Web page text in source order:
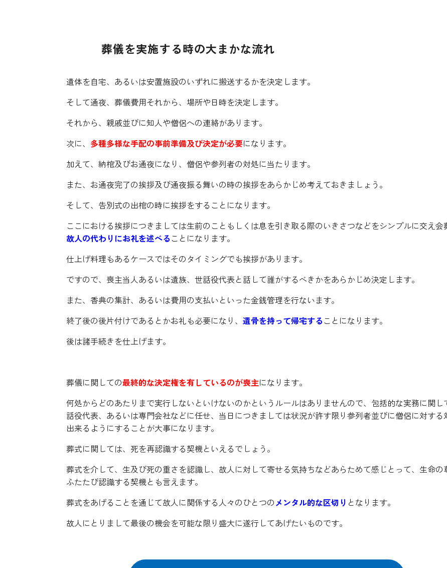
葬儀を実施する時の大まかな流れ
遺体を自宅、あるいは安置施設のいずれに搬送するかを決定します。
そして通夜、葬儀費用それから、場所や日時を決定します。
それから、親戚並びに知人や僧侶への連絡があります。
次に、 多種多様な手配の事前準備及び決定が必要になります。
加えて、納棺及びお通夜になり、僧侶や参列者の対処に当たります。
また、お通夜完了の挨拶及び通夜振る舞いの時の挨拶をあらかじめ考えておきましょう。
そして、告別式の出棺の時に挨拶をすることになります。
ここにおける挨拶につきましては生前のこともしくは息を引き取る際のいきさつなどをシンプルに交え会
故人の代わりにお礼を述べることになります。
仕上げ料理もあるケースではそのタイミングでも挨拶があります。
ですので、喪主当人あるいは遺族、世話役代表と話して誰がするべきかをあらかじめ決定します。
また、香典の集計、あるいは費用の支払いといった金銭管理を行ないます。
終了後の後片付けであるとかお礼も必要になり、 遺骨を持って帰宅することになります。
後は諸手続きを仕上げます。
葬儀に関しての最終的な決定権を有しているのが喪主になります。
何処からどのあたりまで実行しないといけないのかというルールはありませんので、包括的な実務に関し
話役代表、あるいは専門会社などに任せ、当日につきましては状況が許す限り参列者並びに僧侶に対する
出来るようにすることが大事になります。
葬式に関しては、死を再認識する契機といえるでしょう。
葬式を介して、生及び死の重さを認識し、故人に対して寄せる気持ちなどあらためて感じとって、生命の
ふたたび認識する契機とも言えます。
葬式をあげることを通じて故人に関係する人々のひとつのメンタル的な区切り となります。
故人にとりまして最後の機会を可能な限り盛大に遂行してあげたいものです。